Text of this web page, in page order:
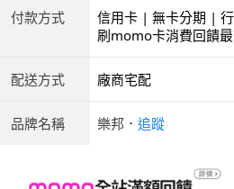
付款方式
信用卡 | 無卡分期 |
ATM | 銀聯卡
刷momo卡消費回饋最
配送方式 廠商宅配
品牌名稱 樂邦 ． 追蹤